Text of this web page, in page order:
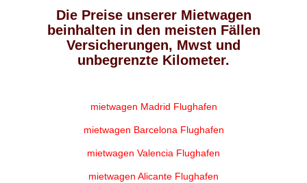
Die Preise unserer Mietwagen
beinhalten in den meisten Fällen
Versicherungen, Mwst und
unbegrenzte Kilometer.
mietwagen Madrid Flughafen
mietwagen Barcelona Flughafen
mietwagen Valencia Flughafen
mietwagen Alicante Flughafen